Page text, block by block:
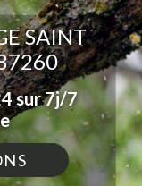
SAINT
sur 7j/7